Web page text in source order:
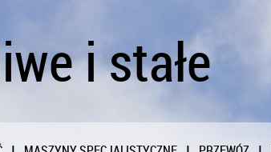
i stałe